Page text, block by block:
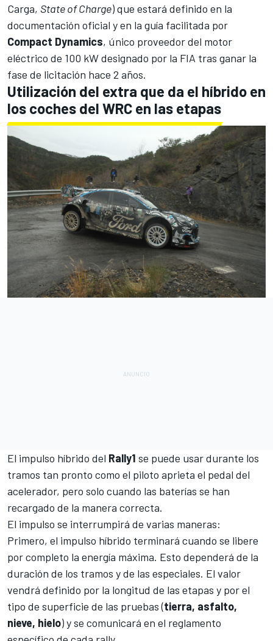
Carga, State of Charge) que estará definido en la
documentación oficial y en la guía facilitada por
Compact Dynamics, único proveedor del motor
eléctrico de 100 kW designado por la FIA tras ganar la
fase de licitación hace 2 años.
Utilización del extra que da el híbrido en
los coches del WRC en las etapas
El impulso híbrido del Rally1 se puede usar durante los
tramos tan pronto como el piloto aprieta el pedal del
acelerador, pero solo cuando las baterías se han
recargado de la manera correcta.
El impulso se interrumpirá de varias maneras:
Primero, el impulso híbrido terminará cuando se libere
por completo la energía máxima. Esto dependerá de la
duración de los tramos y de las especiales. El valor
vendrá definido por la longitud de las etapas y por el
tipo de superficie de las pruebas (tierra, asfalto,
nieve, hielo) y se comunicará en el reglamento